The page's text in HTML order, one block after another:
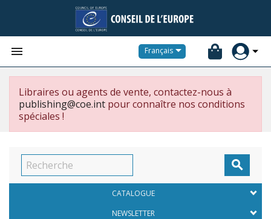
 Français
Libraires ou agents de vente, contactez-nous à
publishing@coe.int pour connaître nos conditions
spéciales !

CATALOGUE
NEWSLETTER